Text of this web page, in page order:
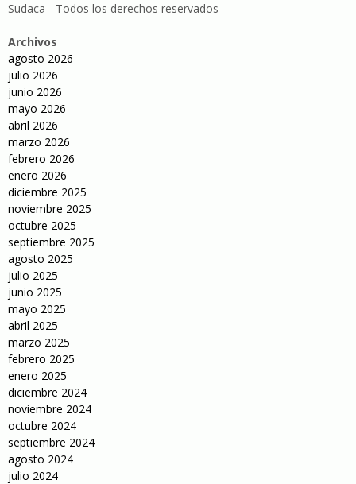
Sudaca - Todos los derechos reservados
Archivos
agosto 2026
julio 2026
junio 2026
mayo 2026
abril 2026
marzo 2026
febrero 2026
enero 2026
diciembre 2025
noviembre 2025
octubre 2025
septiembre 2025
agosto 2025
julio 2025
junio 2025
mayo 2025
abril 2025
marzo 2025
febrero 2025
enero 2025
diciembre 2024
noviembre 2024
octubre 2024
septiembre 2024
agosto 2024
julio 2024